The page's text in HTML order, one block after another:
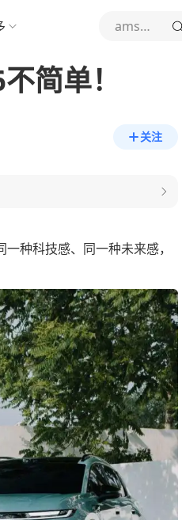
ams车评
简单！
关注
种科技感、同一种未来感，